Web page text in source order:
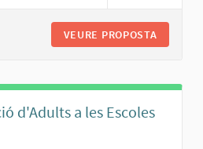
VEURE PROPOSTA
d'Adults a les Escoles